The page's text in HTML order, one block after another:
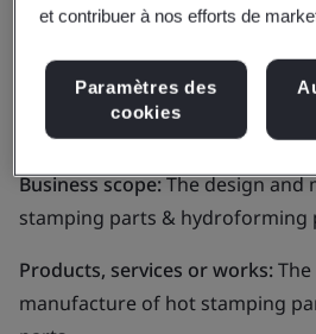
Shanghai
tech Auto Parts
Business scope:The design and
stamping parts & hydroforming
Products, services or works:
manufacture of hot stamping
et contribuer à nos efforts de
Paramètres des
cookies